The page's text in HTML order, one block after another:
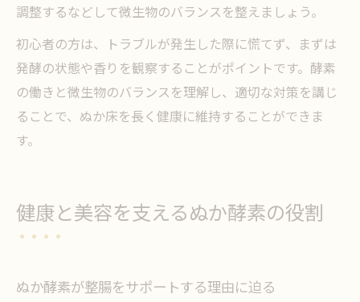
調整するなどして微生物のバランスを整えましょう。
初心者の方は、トラブルが発生した際に慌てず、まずは
発酵の状態や香りを観察することがポイントです。酵素
の働きと微生物のバランスを理解し、適切な対策を講じ
ることで、ぬか床を長く健康に維持することができま
す。
健康と美容を支えるぬか酵素の役割
ぬか酵素が整腸をサポートする理由に迫る